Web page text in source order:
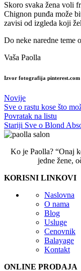
Skoro svaka žena voli
Chignon punđa može
zavisi od izgleda koji
Do neke naredne teme
Vaša Paolla
Izvor fotografija pinterest.com
Novije
Sve o rastu kose što
Povratak na listu
Stariji Sve o Blond
Ko je Paolla? “Onaj
jedne žene,
KORISNI LINKOVI
Naslovna
O nama
Blog
Usluge
Cenovnik
Balayage
Kontakt
ONLINE PRODAJA